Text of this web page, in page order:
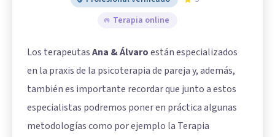
Terapia online
Los terapeutasAna & Álvaroestán especializados
en la praxis de la psicoterapia de pareja y, además,
también es importante recordar que junto a estos
especialistas podremos poner en práctica algunas
metodologías como por ejemplo la Terapia